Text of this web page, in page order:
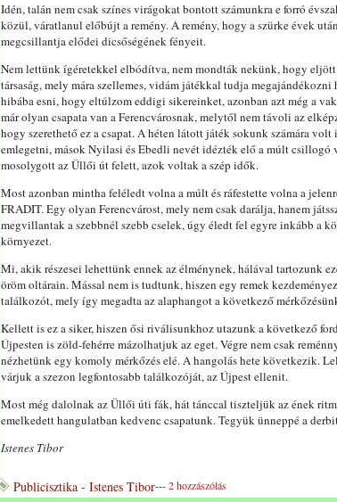
Idén, talán nem csak színes virágokat bontott számunkra e forró
közül, váratlanul előbújt a remény. A remény, hogy a szürke évek
megcsillantja elődei dicsőségének fényeit.
Nem lettünk ígéretekkel elbódítva, nem mondták nekünk, hogy
társaság, mely mára szellemes, vidám játékkal tudja
hibába esni, hogy eltúlzom eddigi sikereinket, azonban azt még a
már olyan csapata van a Ferencvárosnak, melytől nem távoli az
hogy szerethető ez a csapat. A héten látott játék sokunk számára volt
emlegetni, mások Nyilasi és Ebedli nevét idézték elő a múlt
mosolygott az Üllői út felett, azok voltak a szép idők.
Most azonban mintha feléledt volna a múlt és ráfestette volna a
FRADIT. Egy olyan Ferencvárost, mely nem csak darálja, hanem
megvillantak a szebbnél szebb cselek, úgy éledt fel egyre inkább a
környezet.
Mi, akik részesei lehettünk ennek az élménynek, hálával tartozunk
öröm oltárain. Mással nem is tudtunk, hiszen egy remek
találkozót, mely így megadta az alaphangot a következő
Kellett is ez a siker, hiszen ősi riválisunkhoz utazunk a következő
Újpesten is zöld-fehérre mázolhatjuk az eget. Végre nem csak
nézhetünk egy komoly mérkőzés elé. A hangolás hete következik.
várjuk a szezon legfontosabb találkozóját, az Újpest ellenit.
Most még dalolnak az Üllői úti fák, hát tánccal tiszteljük az ének
emelkedett hangulatban kedvenc csapatunk. Tegyük ünneppé a
Istenes Tibor
Publicisztika - Istenes Tibor---2 hozzászólás